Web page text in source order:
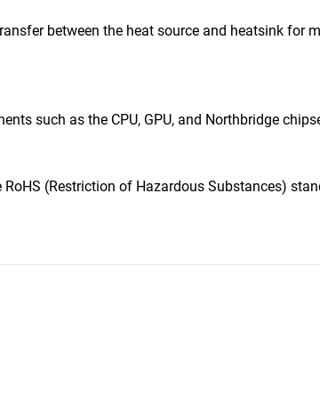
between the heat source and heatsink for
such as the CPU, GPU, and Northbridge
(Restriction of Hazardous Substances)